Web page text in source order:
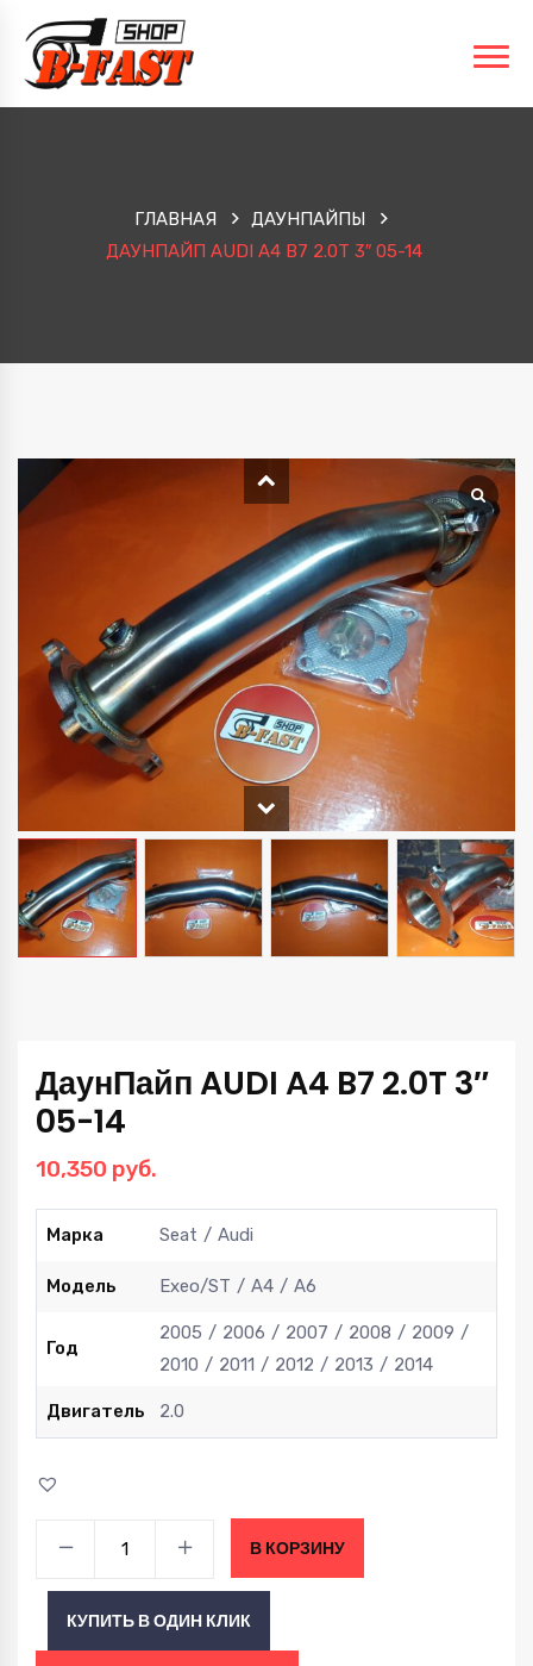
ГЛАВНАЯ
ДАУНПАЙПЫ
ДАУНПАЙП AUDI A4 B7 2.0T 3″ 05-14
ДаунПайп AUDI A4 B7 2.0T 3″
05-14
10,350 руб.
Марка Seat Audi
Модель Exeo/ST A4 A6
Год
2005 2006 2007 2008
2009
2010
2011 2012 2013 2014
Двигатель 2.0
A4
В КОРЗИНУ
КУПИТЬ В ОДИН КЛИК